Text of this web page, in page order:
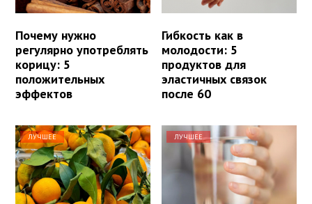
Почему нужно
регулярно употреблять
корицу: 5
положительных
эффектов
Гибкость как в
молодости: 5
продуктов для
эластичных связок
после 60
ЛУЧШЕЕ ЛУЧШЕЕ